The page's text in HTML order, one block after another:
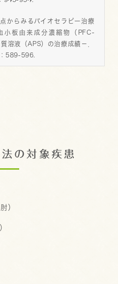
からみるバイオセラピー治療
小板由来成分濃縮物（PFC-
溶液（APS）の治療成績－．
589-596.
の対象疾患
）